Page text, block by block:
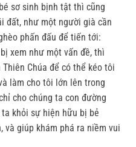
sơ sinh bịnh tật thì cũng
đất, như một người già cần
phấn đấu để tiến tới:
xem như một vấn đề, thì
Chúa để có thể kéo tôi
làm cho tôi lớn lên trong
cho chúng ta con đường
khỏi sự hiện hữu bị bẻ
và giúp khám phá ra niềm vui